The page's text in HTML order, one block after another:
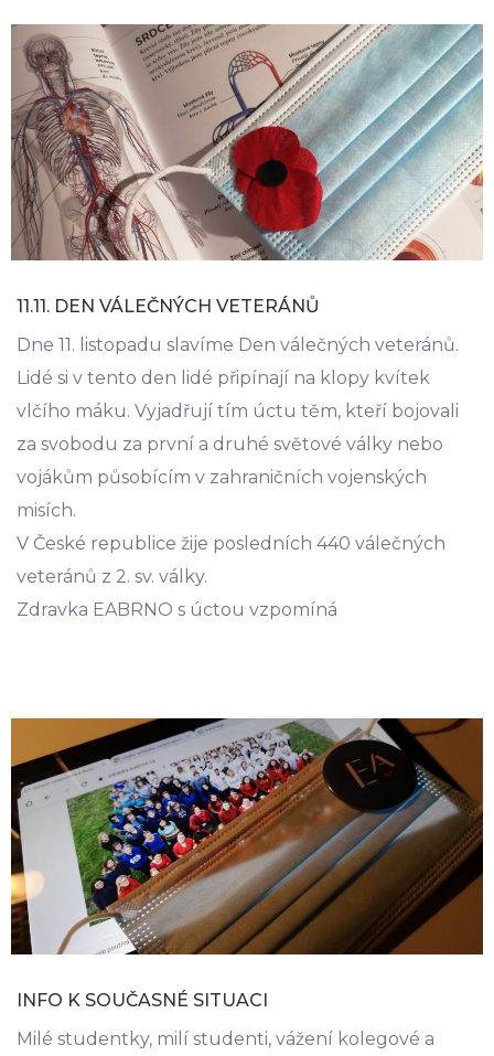
11.11. DEN VÁLEČNÝCH VETERÁNŮ
Dne 11. listopadu slavíme Den válečných veteránů.
Lidé si v tento den lidé připínají na klopy kvítek
vlčího máku. Vyjadřují tím úctu těm, kteří bojovali
za svobodu za první a druhé světové války nebo
vojákům působícím v zahraničních vojenských
misích.
V České republice žije posledních 440 válečných
veteránů z 2. sv. války.
Zdravka EABRNO s úctou vzpomíná
INFO K SOUČASNÉ SITUACI
Milé studentky, milí studenti, vážení kolegové a